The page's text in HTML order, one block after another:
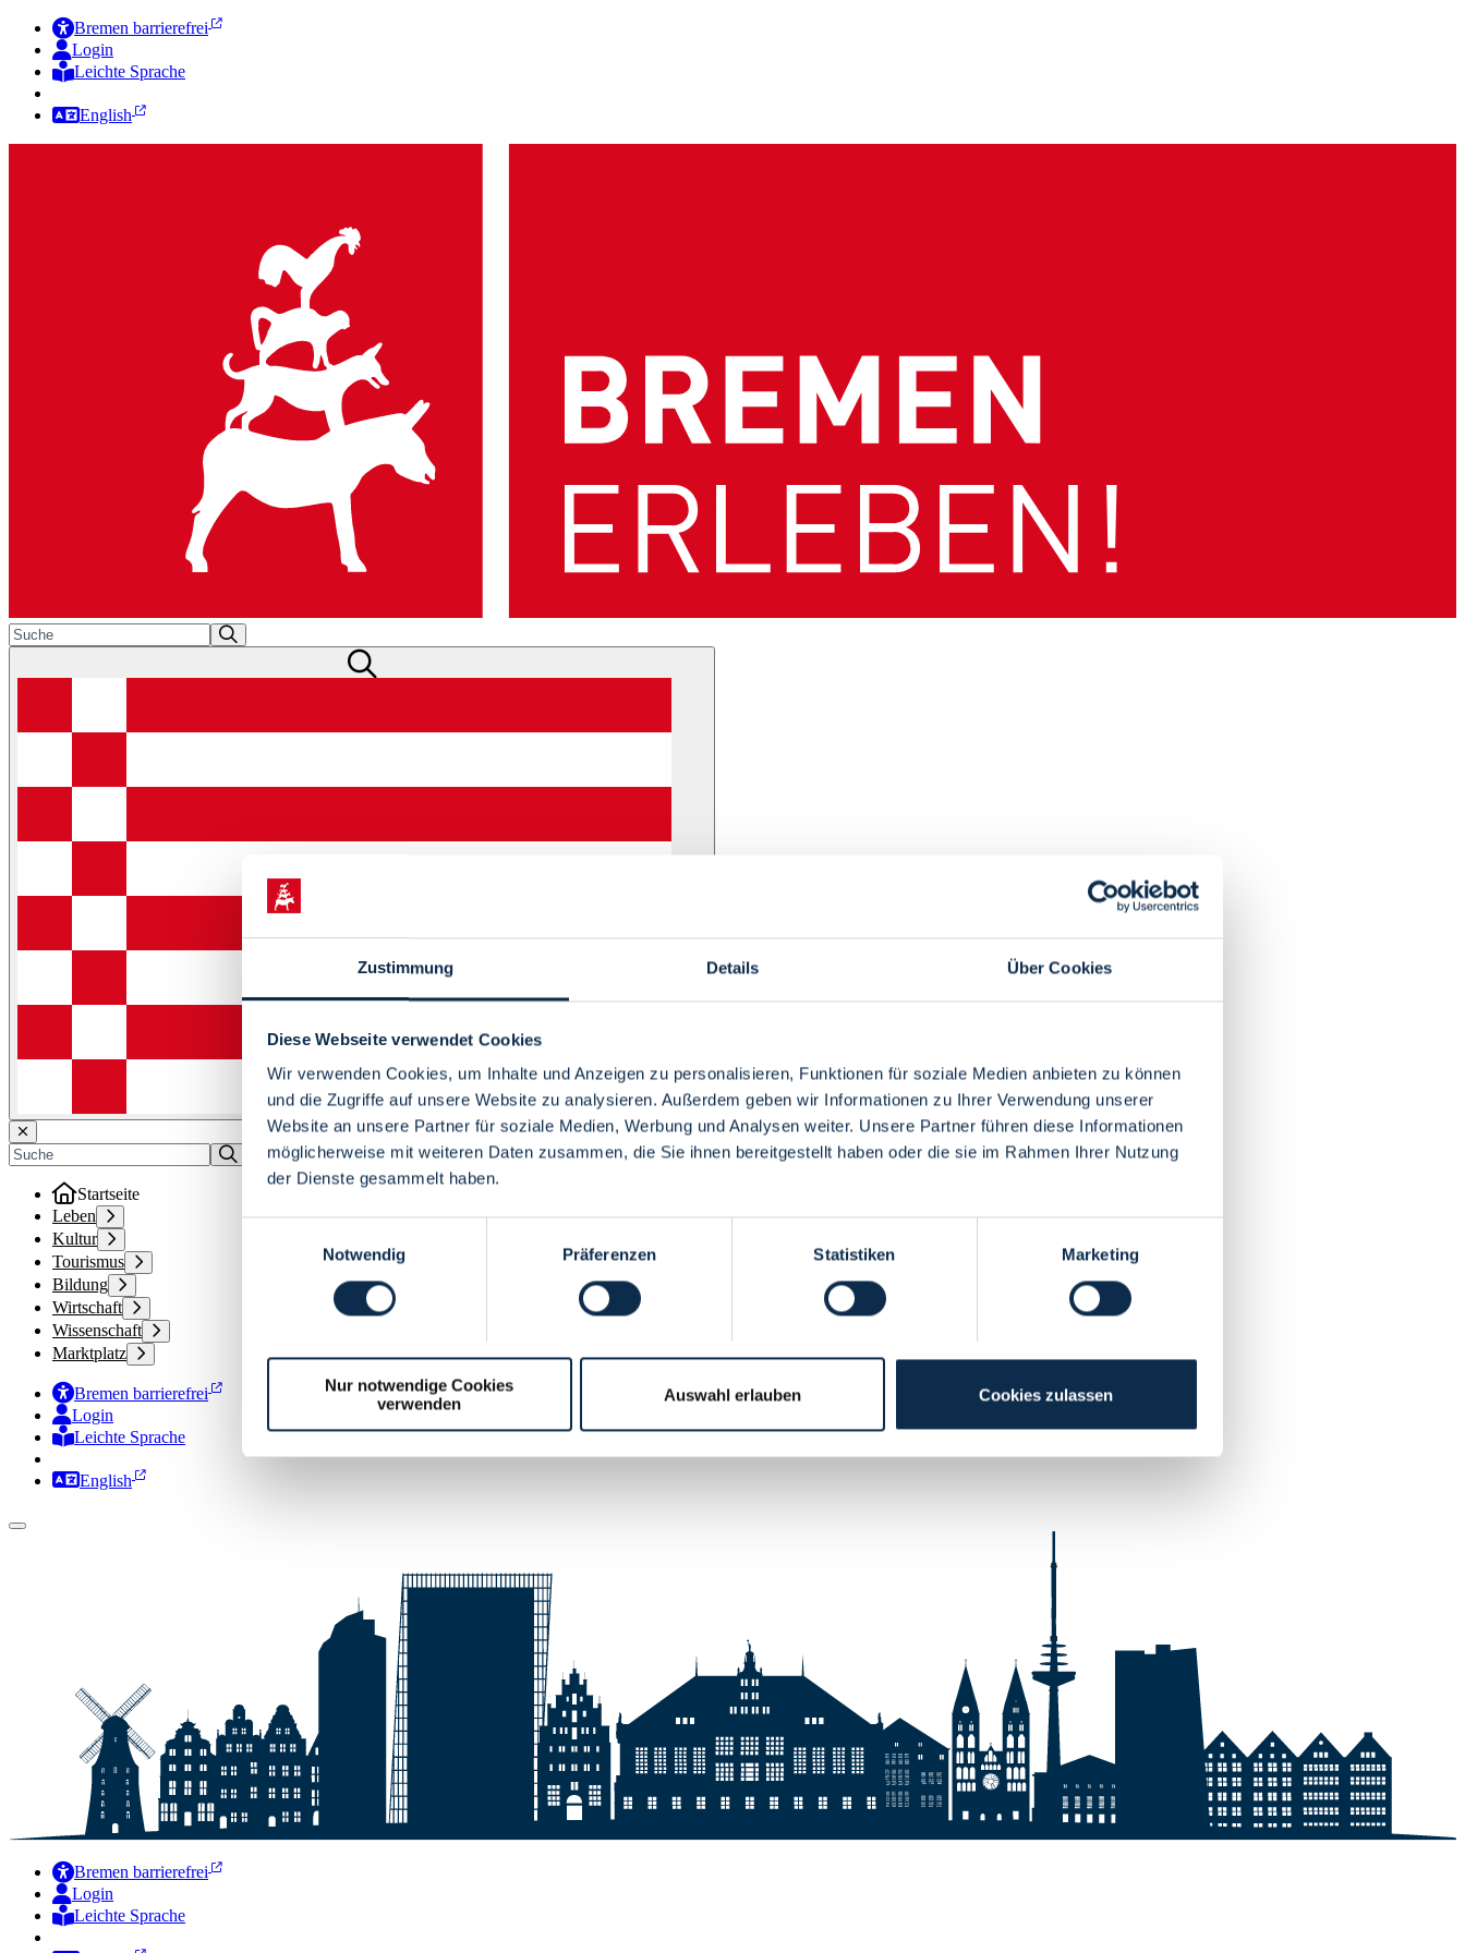
Zustimmung Details Über Cookies
Diese Webseite verwendet Cookies
Wir verwenden Cookies, um Inhalte und Anzeigen zu personalisieren, Funktionen für soziale Medien anbieten zu können
und die Zugriffe auf unsere Website zu analysieren. Außerdem geben wir Informationen zu Ihrer Verwendung unserer
Website an unsere Partner für soziale Medien, Werbung und Analysen weiter. Unsere Partner führen diese Informationen
möglicherweise mit weiteren Daten zusammen, die Sie ihnen bereitgestellt haben oder die sie im Rahmen Ihrer Nutzung
der Dienste gesammelt haben.
Notwendig
Präferenzen Statistiken Marketing
Nur notwendige Cookies
verwenden
Auswahl erlauben Cookies zulassen
Bremen barrierefrei
Login
Leichte Sprache
English
Menü
Startseite
Leben
Kultur
Tourismus
Bildung
Wirtschaft
Wissenschaft
Marktplatz
Bremen barrierefrei
Login
Leichte Sprache
Zur Deutschen Gebärdensprache
English
Bremen barrierefrei
Login
Leichte Sprache